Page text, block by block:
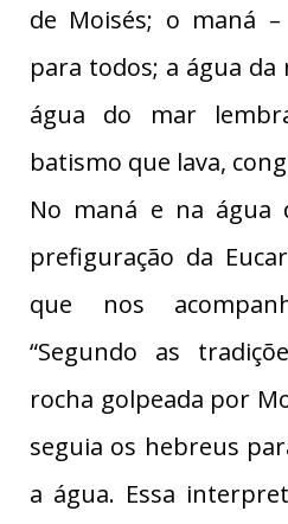
de Moisés; o maná
para todos; a água da
água do mar
batismo que lava,
No maná e na água
prefiguração da
que nos
“Segundo as
rocha golpeada por
seguia os hebreus
a água. Essa